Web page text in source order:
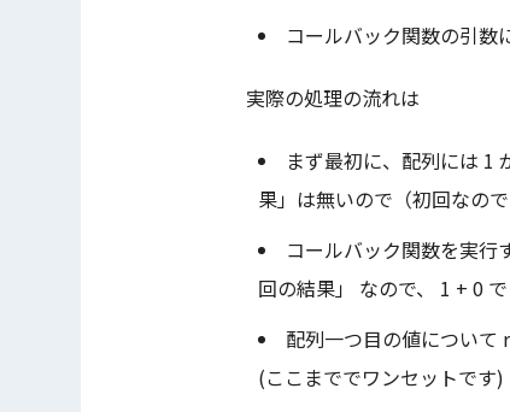
コールバック関数の引数
実際の処理の流れは
まず最初に、配列には 1
果」は無いので（初回なの
コールバック関数を実行
回の結果」 なので、 1 + 0 で
配列一つ目の値について
(ここまででワンセットです)